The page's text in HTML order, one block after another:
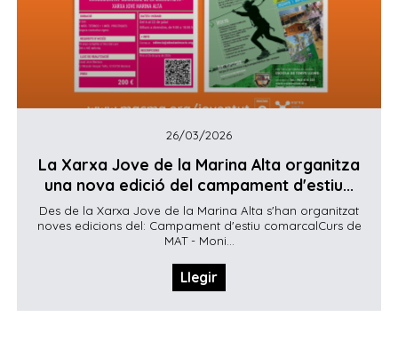
26/03/2026
La Xarxa Jove de la Marina Alta organitza
una nova edició del campament d'estiu...
Des de la Xarxa Jove de la Marina Alta s'han organitzat
noves edicions del: Campament d'estiu comarcalCurs de
MAT - Moni...
Llegir